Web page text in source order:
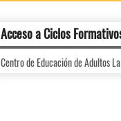
Acceso a Ciclos
Centro de Educación de Adultos